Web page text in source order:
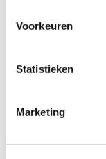
Voorkeuren
Statistieken
Marketing